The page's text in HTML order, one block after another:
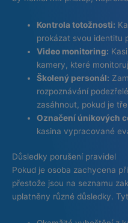
Kontrola totožnosti:
prokázat svou identitu
Video monitoring:
kamery, které
Školený personál:
rozpoznávání
zasáhnout, pokud je
Označení únikových
kasina vypracované
Důsledky porušení pravidel
Pokud je osoba zachycena
přestože jsou na seznamu
uplatněny různé důsledky.